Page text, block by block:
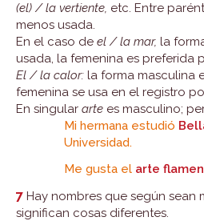
(el) / la vertiente, etc. Entre
menos usada.
En el caso de el / la mar, la
usada, la femenina es preferida
El / la calor: la forma masculina
femenina se usa en el registro
En singular arte es masculino;
Mi hermana estudió
Universidad.
Me gusta el arte
7 Hay nombres que según sean
significan cosas diferentes.